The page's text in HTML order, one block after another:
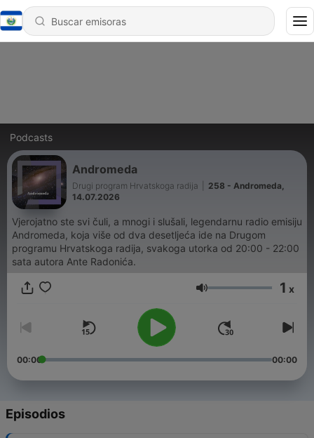
Podcasts
Andromeda
Drugi program Hrvatskoga radija
258 - Andromeda,
14.07.2026
Vjerojatno ste svi čuli, a mnogi i slušali, legendarnu radio emisiju
Andromeda, koja više od dva desetljeća ide na Drugom
programu Hrvatskoga radija, svakoga utorka od 20:00 - 22:00
sata autora Ante Radonića.
Volumen 1 x
00:00 00:00
Episodios